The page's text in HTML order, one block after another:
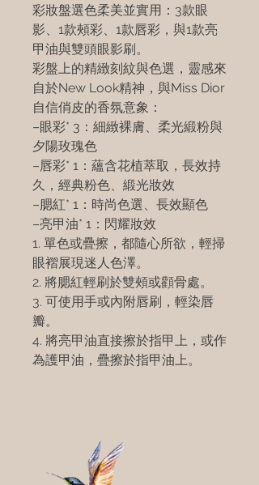
彩妝盤選色柔美並實用：3款眼
影、1款頰彩、1款唇彩，與1款亮
甲油與雙頭眼影刷。
彩盤上的精緻刻紋與色選，靈感來
自於New Look精神，與Miss Dior
自信俏皮的香氛意象：
–眼彩* 3：細緻裸膚、柔光緞粉與
夕陽玫瑰色
–唇彩* 1：蘊含花植萃取，長效持
久，經典粉色、緞光妝效
–腮紅* 1：時尚色選、長效顯色
–亮甲油* 1：閃耀妝效
1. 單色或疊擦，都隨心所欲，輕掃
眼褶展現迷人色澤。
2. 將腮紅輕刷於雙頰或顴骨處。
3. 可使用手或內附唇刷，輕染唇
瓣。
4. 將亮甲油直接擦於指甲上，或作
為護甲油，疊擦於指甲油上。